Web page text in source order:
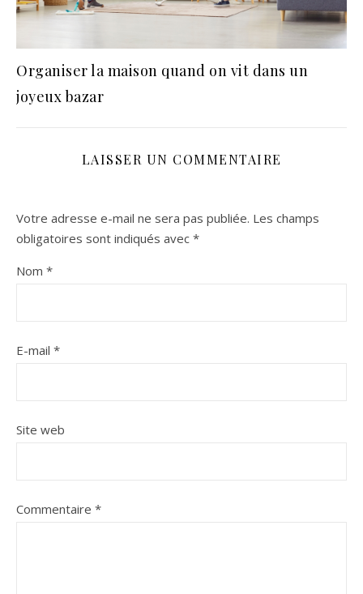
Organiser la maison quand on vit dans un
joyeux bazar
LAISSER UN COMMENTAIRE
Votre adresse e-mail ne sera pas publiée. Les champs
obligatoires sont indiqués avec *
Nom *
E-mail *
Site web
Commentaire *